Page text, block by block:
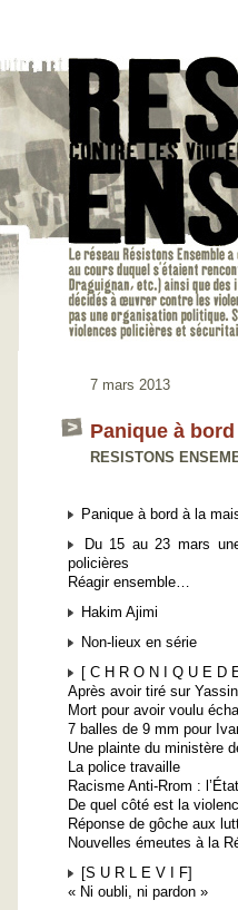
7 mars 2013
Panique à
RESISTONS
Panique à bord à la
Du 15 au 23 mars
policières
Réagir ensemble…
Hakim Ajimi
Non-lieux en série
[ C H R O N I Q U E D
Après avoir tiré sur
Mort pour avoir voulu
7 balles de 9 mm pour
Une plainte du ministère
La police travaille
Racisme Anti-Rrom :
De quel côté est la
Réponse de gôche aux
Nouvelles émeutes à la
[S U R L E V I F]
« Ni oubli, ni pardon »